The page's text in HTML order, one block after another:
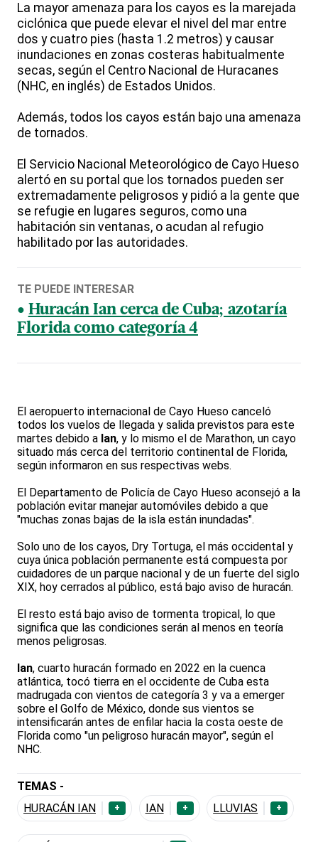
La mayor amenaza para los cayos es la marejada
ciclónica que puede elevar el nivel del mar entre
dos y cuatro pies (hasta 1.2 metros) y causar
inundaciones en zonas costeras habitualmente
secas, según el Centro Nacional de Huracanes
(NHC, en inglés) de Estados Unidos.
Además, todos los cayos están bajo una amenaza
de tornados.
El Servicio Nacional Meteorológico de Cayo Hueso
alertó en su portal que los tornados pueden ser
extremadamente peligrosos y pidió a la gente que
se refugie en lugares seguros, como una
habitación sin ventanas, o acudan al refugio
habilitado por las autoridades.
TE PUEDE INTERESAR
Huracán Ian cerca de Cuba; azotaría
Florida como categoría 4
El aeropuerto internacional de Cayo Hueso canceló
todos los vuelos de llegada y salida previstos para este
martes debido a Ian, y lo mismo el de Marathon, un cayo
situado más cerca del territorio continental de Florida,
según informaron en sus respectivas webs.
El Departamento de Policía de Cayo Hueso aconsejó a la
población evitar manejar automóviles debido a que
"muchas zonas bajas de la isla están inundadas".
Solo uno de los cayos, Dry Tortuga, el más occidental y
cuya única población permanente está compuesta por
cuidadores de un parque nacional y de un fuerte del siglo
XIX, hoy cerrados al público, está bajo aviso de huracán.
El resto está bajo aviso de tormenta tropical, lo que
significa que las condiciones serán al menos en teoría
menos peligrosas.
Ian, cuarto huracán formado en 2022 en la cuenca
atlántica, tocó tierra en el occidente de Cuba esta
madrugada con vientos de categoría 3 y va a emerger
sobre el Golfo de México, donde sus vientos se
intensificarán antes de enfilar hacia la costa oeste de
Florida como "un peligroso huracán mayor", según el
NHC.
TEMAS -
HURACÁN IAN
+ IAN + LLUVIAS +